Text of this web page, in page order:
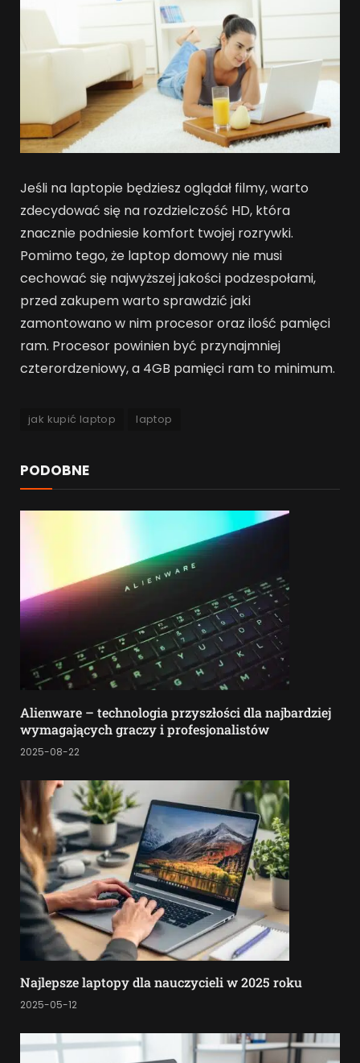
Jeśli na laptopie będziesz oglądał filmy, warto
zdecydować się na rozdzielczość HD, która
znacznie podniesie komfort twojej rozrywki.
Pomimo tego, że laptop domowy nie musi
cechować się najwyższej jakości podzespołami,
przed zakupem warto sprawdzić jaki
zamontowano w nim procesor oraz ilość pamięci
ram. Procesor powinien być przynajmniej
czterordzeniowy, a 4GB pamięci ram to minimum.
jak kupić laptop laptop
PODOBNE
Alienware – technologia przyszłości dla najbardziej
wymagających graczy i profesjonalistów
2025-08-22
Najlepsze laptopy dla nauczycieli w 2025 roku
2025-05-12